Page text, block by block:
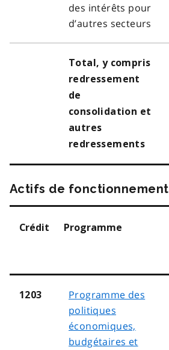
des intérêts pour
d’autres secteurs
Total, y compris
redressement
de
consolidation et
autres
redressements
Actifs de fonctionnement
Crédit Programme
1203
Programme des
politiques
économiques,
budgétaires et